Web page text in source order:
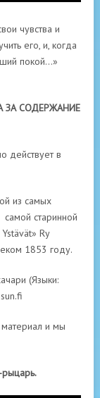
чувства и
его, и, когда
покой…»
ЗА СОДЕРЖАНИЕ
действует в
из самых
старинной
Ry
1853 году.
(Языки:
и мы